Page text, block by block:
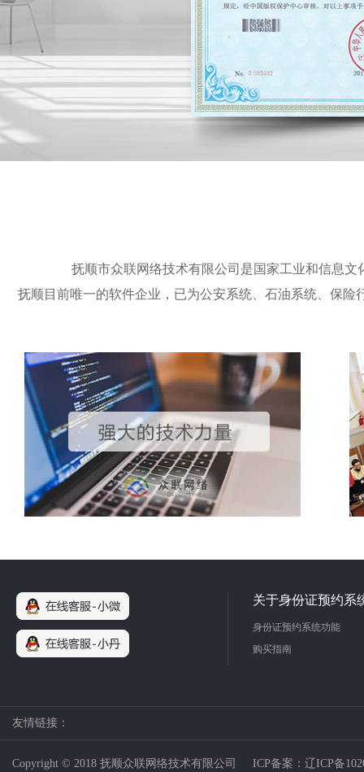
抚顺市众联网络技术有限公司是国家工业和信息
抚顺目前唯一的软件企业，已为公安系统、石油系统、保
关于身份证预约系
身份证预约系统功能
购买指南
友情链接：
Copyright © 2018 抚顺众联网络技术有限公司 ICP备案： 辽ICP备